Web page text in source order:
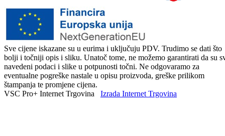
Sve cijene iskazane su u eurima i uključuju PDV. Trudimo se dati što
bolji i točniji opis i sliku. Unatoč tome, ne možemo garantirati da su
navedeni podaci i slike u potpunosti točni. Ne odgovaramo za
eventualne pogreške nastale u opisu proizvoda, greške prilikom
štampanja te promjene cijena.
VSC Pro+ Internet Trgovina Izrada Internet Trgovina